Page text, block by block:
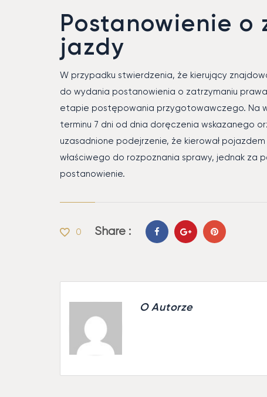
Postanowienie
jazdy
W przypadku stwierdzenia, że kierujący
do wydania postanowienia o zatrzymaniu
etapie postępowania przygotowawczego. Na
terminu 7 dni od dnia doręczenia wskazanego
uzasadnione podejrzenie, że kierował
właściwego do rozpoznania sprawy, jednak za
postanowienie.
0 Share :
O Autorze